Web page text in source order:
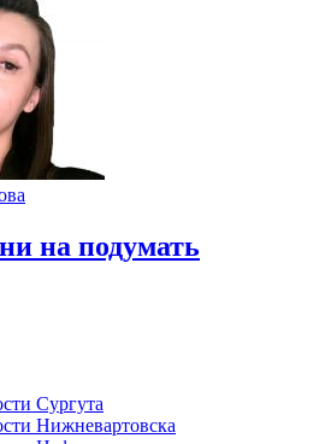
на подумать
Сургута
Нижневартовска